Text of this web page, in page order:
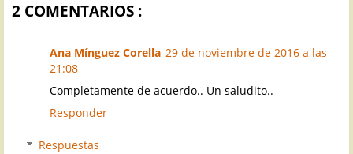
2 COMENTARIOS :
Ana Mínguez Corella 29 de noviembre de 2016 a las
21:08
Completamente de acuerdo.. Un saludito..
Responder
Respuestas